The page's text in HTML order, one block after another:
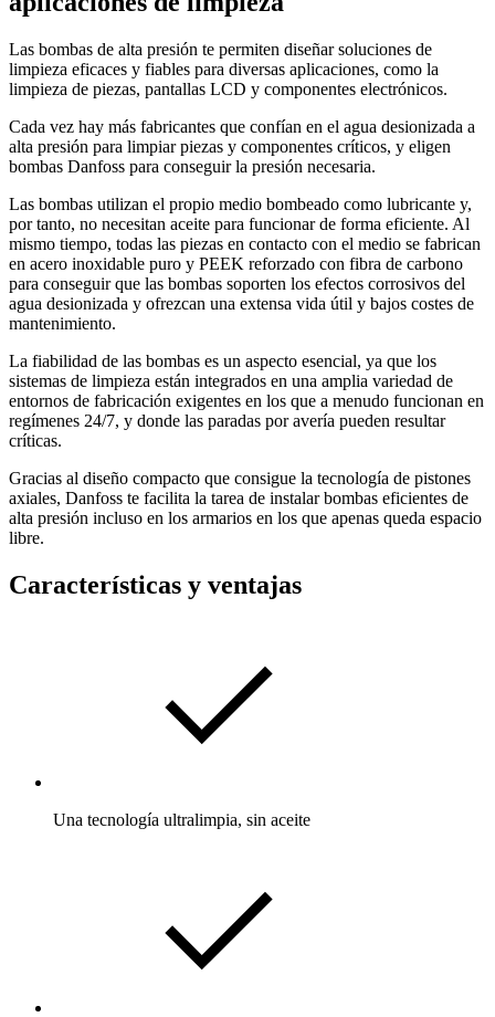
Las bombas de alta presión te permiten diseñar soluciones de
limpieza eficaces y fiables para diversas aplicaciones, como la
limpieza de piezas, pantallas LCD y componentes electrónicos.
Cada vez hay más fabricantes que confían en el agua desionizada a
alta presión para limpiar piezas y componentes críticos, y eligen
bombas Danfoss para conseguir la presión necesaria.
Las bombas utilizan el propio medio bombeado como lubricante y,
por tanto, no necesitan aceite para funcionar de forma eficiente. Al
mismo tiempo, todas las piezas en contacto con el medio se fabrican
en acero inoxidable puro y PEEK reforzado con fibra de carbono
para conseguir que las bombas soporten los efectos corrosivos del
agua desionizada y ofrezcan una extensa vida útil y bajos costes de
mantenimiento.
La fiabilidad de las bombas es un aspecto esencial, ya que los
sistemas de limpieza están integrados en una amplia variedad de
entornos de fabricación exigentes en los que a menudo funcionan en
regímenes 24/7, y donde las paradas por avería pueden resultar
críticas.
Gracias al diseño compacto que consigue la tecnología de pistones
axiales, Danfoss te facilita la tarea de instalar bombas eficientes de
alta presión incluso en los armarios en los que apenas queda espacio
libre.
Características y ventajas
Una tecnología ultralimpia, sin aceite